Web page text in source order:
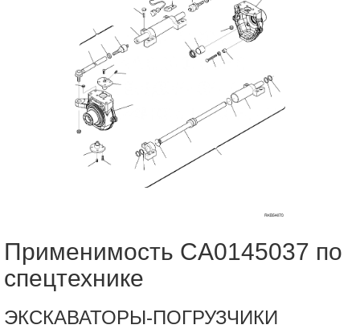
Применимость CA0145037 по
спецтехнике
ЭКСКАВАТОРЫ-ПОГРУЗЧИКИ